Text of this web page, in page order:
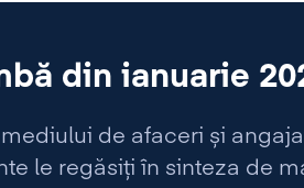
din ianuarie
de afaceri și
le regăsiți în sinteza de